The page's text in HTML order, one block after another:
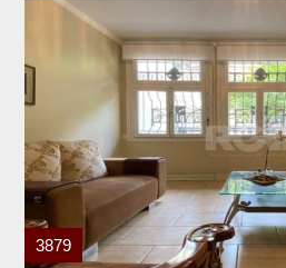
3879